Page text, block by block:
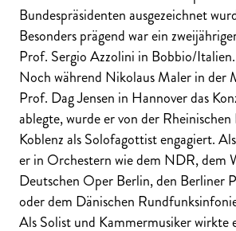
Bundespräsidenten ausgezeichnet
Besonders prägend war ein
Prof. Sergio Azzolini in Bobbio/Italien.
Noch während Nikolaus Maler in der
Prof. Dag Jensen in Hannover das
ablegte, wurde er von der
Koblenz als Solofagottist engagiert.
er in Orchestern wie dem NDR, dem
Deutschen Oper Berlin, den Berliner
oder dem Dänischen
Als Solist und Kammermusiker wirkte